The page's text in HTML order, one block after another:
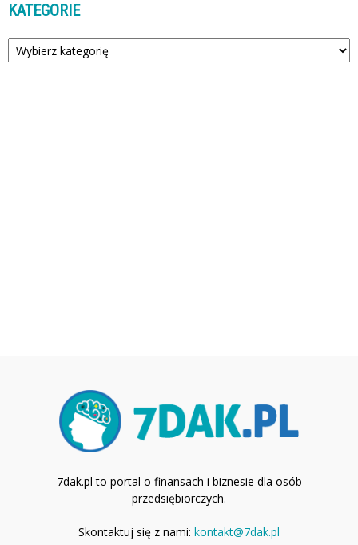
KATEGORIE
Kategorie
7dak.pl to portal o finansach i biznesie dla osób
przedsiębiorczych.
Skontaktuj się z nami: kontakt@7dak.pl